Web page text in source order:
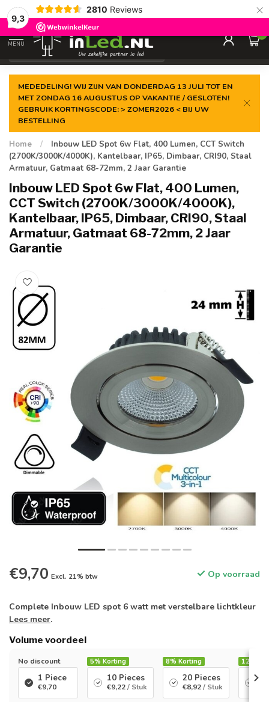
9,3
2810 Reviews ×
Gegarandeerde delaagste prijs
MENU
0
MEDEDELING! WIJ ZIJN VAN DONDERDAG 13 JULI TOT EN
MET ZONDAG 16 AUGUSTUS OP VAKANTIE / GESLOTEN!
GEBRUIK KORTINGSCODE: > ZOMER2026 < BIJ UW
BESTELLING
Home /
Inbouw LED Spot 6w Flat, 400 Lumen, CCT Switch
(2700K/3000K/4000K), Kantelbaar, IP65, Dimbaar, CRI90, Staal
Armatuur, Gatmaat 68-72mm, 2 Jaar Garantie
Inbouw LED Spot 6w Flat, 400 Lumen,
CCT Switch (2700K/3000K/4000K),
Kantelbaar, IP65, Dimbaar, CRI90, Staal
Armatuur, Gatmaat 68-72mm, 2 Jaar
Garantie
€9,70 Excl. 21% btw Op voorraad
Complete Inbouw LED spot 6 watt met verstelbare lichtkleur
Lees meer.
Volume voordeel
No discount
1 Piece
€9,70
5% Korting
10 Pieces
€9,22/ Stuk
8% Korting
20 Pieces
€8,92/ Stuk
12%